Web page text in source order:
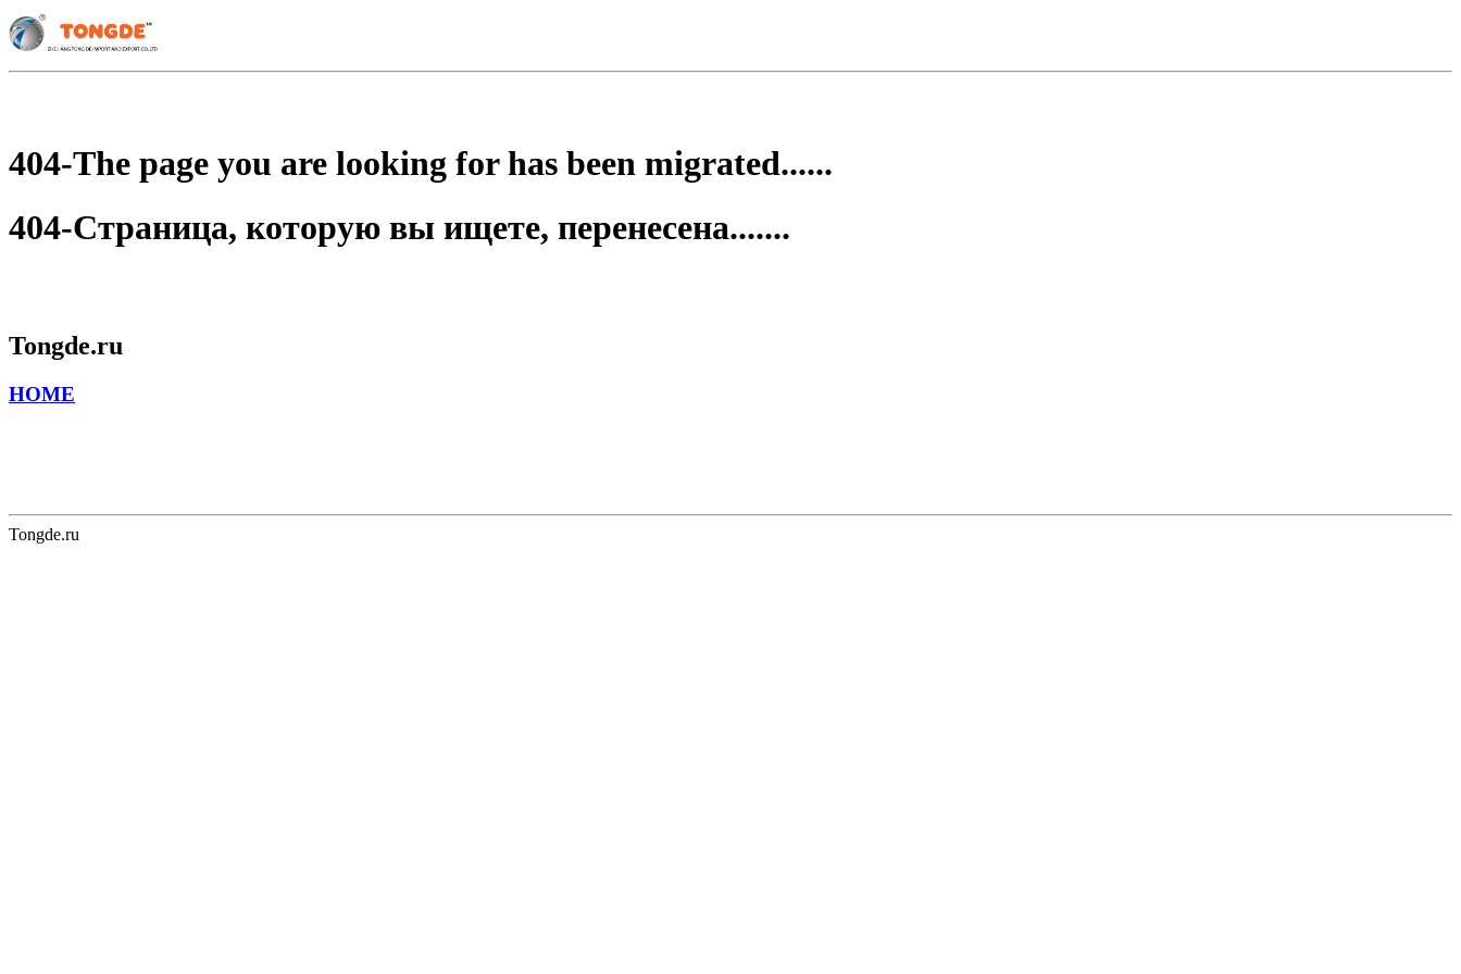
404-The page you are looking for has been migrated......
404-Страница, которую вы ищете, перенесена.......
Tongde.ru
HOME
Tongde.ru